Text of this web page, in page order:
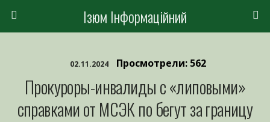
Ізюм Інформаційний
02.11.2024 Просмотрели: 562
Прокуроры-инвалиды с «липовыми»
справками от МСЭК по бегут за границу